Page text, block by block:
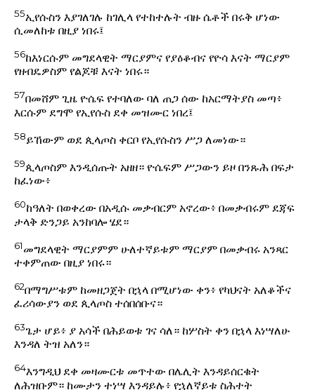
55ኢየሱስን እያገለገሉ ከገሊላ የተከተሉት ብዙ ሴቶች በሩቅ ሆነው
ሲመለከቱ በዚያ ነበሩ፤
56ከእነርሱም መግደላዊት ማርያምና የያዕቆብና የዮሳ እናት ማርያም
የዘብዴዎስም የልጆቹ እናት ነበሩ።
57በመሸም ጊዜ ዮሴፍ የተባለው ባለ ጠጋ ሰው ከአርማትያስ መጣ፥
እርሱም ደግሞ የኢየሱስ ደቀ መዝሙር ነበረ፤
58ይኸውም ወደ ጲላጦስ ቀርቦ የኢየሱስን ሥጋ ለመነው።
59ጲላጦስም እንዲሰጡት አዘዘ። ዮሴፍም ሥጋውን ይዞ በንጹሕ በፍታ
ከፈነው፥
60ከዓለት በወቀረው በአዲሱ መቃብርም አኖረው፥ በመቃብሩም ደጃፍ
ታላቅ ድንጋይ አንከባሎ ሄደ።
61መግደላዊት ማርያምም ሁለተኛይቱም ማርያም በመቃብሩ አንጻር
ተቀምጠው በዚያ ነበሩ።
62በማግሥቱም ከመዘጋጀት በኋላ በሚሆነው ቀን፥ የካህናት አለቆችና
ፈሪሳውያን ወደ ጲላጦስ ተሰበሰቡና።
63ጌታ ሆይ፥ ያ አሳች በሕይወቱ ገና ሳለ። ከሦስት ቀን በኋላ እነሣለሁ
እንዳለ ትዝ አለን።
64እንግዲህ ደቀ መዛሙርቱ መጥተው በሌሊት እንዳይሰርቁት
ለሕዝቡም። ከሙታን ተነሣ እንዳይሉ፥ የኋለኛይቱ ስሕተት